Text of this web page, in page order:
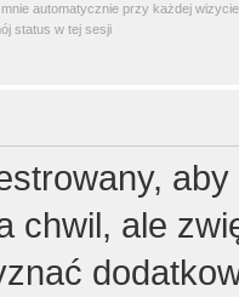
mnie automatycznie przy każdej wizycie
status w tej sesji
chwil, ale